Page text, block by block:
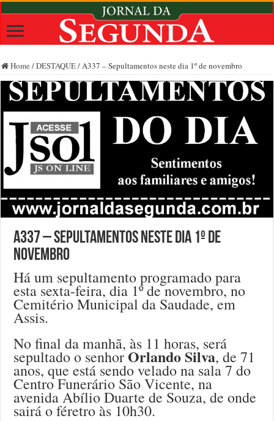
Home /DESTAQUE/A337 – Sepultamentos neste dia 1º de novembro
A337 – Sepultamentos neste dia 1º de
novembro
Há um sepultamento programado para
esta sexta-feira, dia 1º de novembro, no
Cemitério Municipal da Saudade, em
Assis.
No final da manhã, às 11 horas, será
sepultado o senhorOrlando Silva, de 71
anos, que está sendo velado na sala 7 do
Centro Funerário São Vicente, na
avenida Abílio Duarte de Souza, de onde
sairá o féretro às 10h30.